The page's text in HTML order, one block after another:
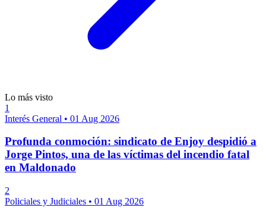
Lo más visto
1
Interés General • 01 Aug 2026
Profunda conmoción: sindicato de Enjoy despidió a
Jorge Pintos, una de las víctimas del incendio fatal
en Maldonado
2
Policiales y Judiciales • 01 Aug 2026